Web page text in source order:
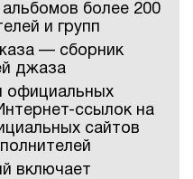
более 200
и групп
— сборник
джаза
официальных
ссылок на
сайтов
включает